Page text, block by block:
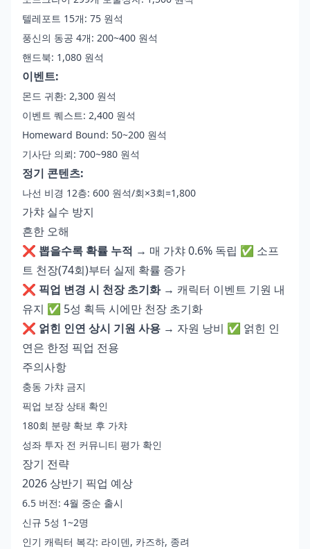
텔레포트 15개: 75 원석
풍신의 동공 4개: 200~400 원석
핸드북: 1,080 원석
이벤트:
몬드 귀환: 2,300 원석
이벤트 퀘스트: 2,400 원석
Homeward Bound: 50~200 원석
기사단 의뢰: 700~980 원석
정기 콘텐츠:
나선 비경 12층: 600 원석/회×3회=1,800
가챠 실수 방지
흔한 오해
❌ 뽑을수록 확률 누적 → 매 가챠 0.6% 독립 ✅ 소프
트 천장(74회)부터 실제 확률 증가
❌ 픽업 변경 시 천장 초기화→ 캐릭터 이벤트 기원 내
유지 ✅ 5성 획득 시에만 천장 초기화
❌ 얽힌 인연 상시 기원 사용 → 자원 낭비 ✅ 얽힌 인
연은 한정 픽업 전용
주의사항
충동 가챠 금지
픽업 보장 상태 확인
180회 분량 확보 후 가챠
성좌 투자 전 커뮤니티 평가 확인
장기 전략
2026 상반기 픽업 예상
6.5 버전: 4월 중순 출시
신규 5성 1~2명
인기 캐릭터 복각: 라이덴, 카즈하, 종려